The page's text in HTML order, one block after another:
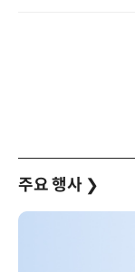
주요 행사 ❯